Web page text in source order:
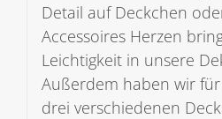
Detail auf Deckchen
Accessoires Herzen
Leichtigkeit in unsere
Außerdem haben wir
drei verschiedenen